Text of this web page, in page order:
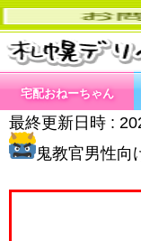
宅配おねーちゃん
最終更新日時 :
鬼教官男性向